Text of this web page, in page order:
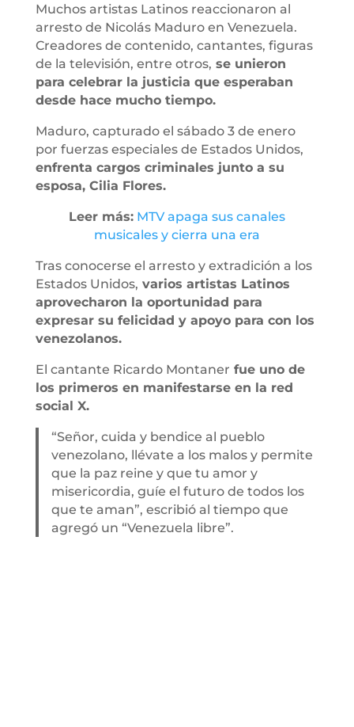
Muchos artistas Latinos reaccionaron al
arresto de Nicolás Maduro en Venezuela.
Creadores de contenido, cantantes, figuras
de la televisión, entre otros, se unieron
para celebrar la justicia que esperaban
desde hace mucho tiempo.
Maduro, capturado el sábado 3 de enero
por fuerzas especiales de Estados Unidos,
enfrenta cargos criminales junto a su
esposa, Cilia Flores.
Leer más: MTV apaga sus canales
musicales y cierra una era
Tras conocerse el arresto y extradición a los
Estados Unidos, varios artistas Latinos
aprovecharon la oportunidad para
expresar su felicidad y apoyo para con los
venezolanos.
El cantante Ricardo Montaner fue uno de
los primeros en manifestarse en la red
social X.
“Señor, cuida y bendice al pueblo
venezolano, llévate a los malos y permite
que la paz reine y que tu amor y
misericordia, guíe el futuro de todos los
que te aman”, escribió al tiempo que
agregó un “Venezuela libre”.